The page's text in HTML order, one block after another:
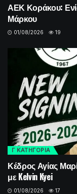
ΑΕΚ Κοράκου:
Μάρκου
01/08/2026 19
Γ ΚΑΤΗΓΟΡΙΑ
Κέδρος Αγίας
με Kelvin Kyei
01/08/2026 17